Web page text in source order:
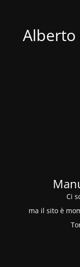
Alberto
Ci
ma il sito è